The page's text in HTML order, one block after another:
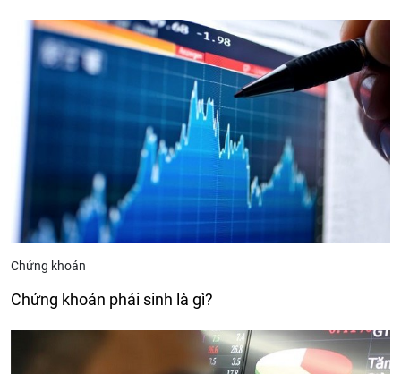
Chứng khoán
Chứng khoán phái sinh là gì?